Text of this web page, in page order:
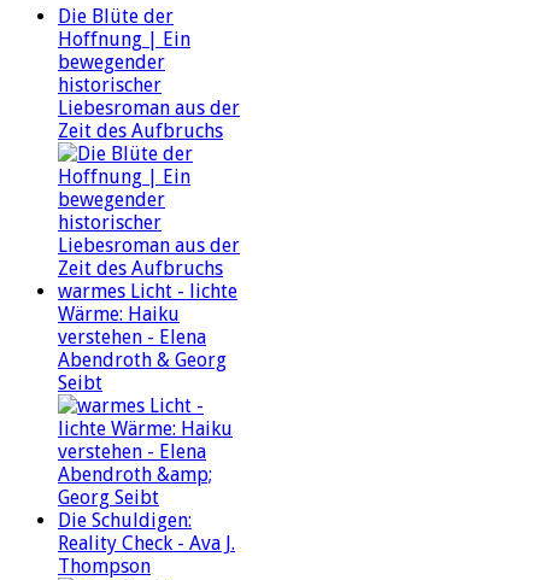
Die Blüte der
Hoffnung | Ein
bewegender
historischer
Liebesroman aus der
Zeit des Aufbruchs
warmes Licht - lichte
Wärme: Haiku
verstehen - Elena
Abendroth & Georg
Seibt
Die Schuldigen:
Reality Check - Ava J.
Thompson